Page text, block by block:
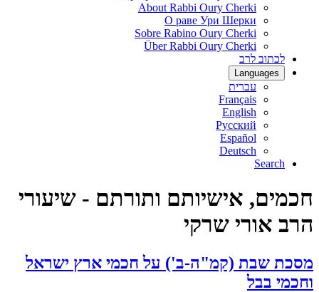
About Rabbi Oury Cherki
О раве Ури Шерки
Sobre Rabino Oury Cherki
Über Rabbi Oury Cherki
לכתוב לרב
Languages
עברית
Français
English
Русский
Español
Deutsch
Search
חכמים, אישיותם ותורתם - שיעורי
הרב אורי שרקי
מסכת שבת (קמ"ה-ב') על חכמי ארץ ישראל
וחכמי בבל